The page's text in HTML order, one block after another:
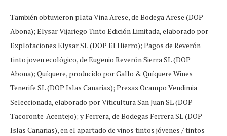
También obtuvieron plata Viña Arese, de Bodega Arese (DOP
Abona); Elysar Vijariego Tinto Edición Limitada, elaborado por
Explotaciones Elysar SL (DOP El Hierro); Pagos de Reverón
tinto joven ecológico, de Eugenio Reverón Sierra SL (DOP
Abona); Quíquere, producido por Gallo & Quíquere Wines
Tenerife SL (DOP Islas Canarias); Presas Ocampo Vendimia
Seleccionada, elaborado por Viticultura San Juan SL (DOP
Tacoronte-Acentejo); y Ferrera, de Bodegas Ferrera SL (DOP
Islas Canarias), en el apartado de vinos tintos jóvenes / tintos